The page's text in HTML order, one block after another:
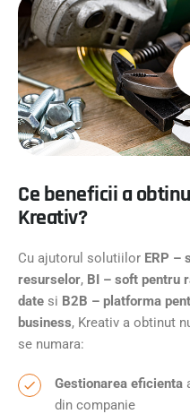
Ce beneficii a
Kreativ?
Cu ajutorul solutiilor ERP –
resurselor, BI – soft pentru
date si B2B – platforma
business, Kreativ a obtinut
se numara:
Gestionarea eficienta
din companie